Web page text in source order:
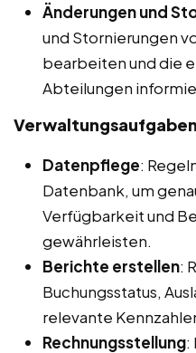
Änderungen und
und Stornierungen
bearbeiten und die
Abteilungen
Verwaltungsaufgaben
Datenpflege:
Datenbank, um
Verfügbarkeit und
gewährleisten.
Berichte erstellen:
Buchungsstatus,
relevante
Rechnungsstellung: